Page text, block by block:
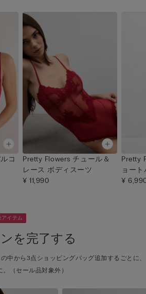
コ
Pretty Flowers チュール＆
レース ボディスーツ
¥ 11,990
Pretty
ョー
¥
イテム
を完了する
中から3点ショッピングバッグ追加するごとに、
（セール品対象外）